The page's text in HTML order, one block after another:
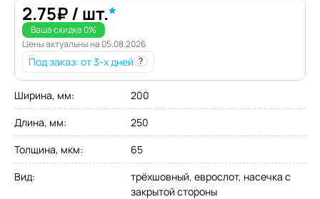
2.75₽/ шт.*
Ваша скидка0%
Цены актуальны на 05.08.2026
Под заказ: от 3-х дней ?
Ширина, мм:
200
Длина, мм:
250
Толщина, мкм:
65
Вид:
трёхшовный, еврослот, насечка с
закрытой стороны